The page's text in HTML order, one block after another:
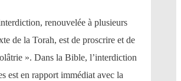
renouvelée à plusieurs
de la Torah, est de proscrire et de
». Dans la Bible, l’interdiction
est en rapport immédiat avec la